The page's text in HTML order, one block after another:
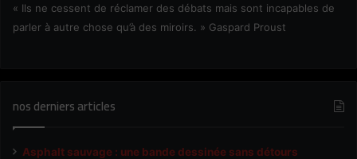
« Ils ne cessent de réclamer des débats mais sont incapables de
parler à autre chose qu’à des miroirs. » Gaspard Proust
nos derniers articles
Asphalt sauvage : une bande dessinée sans détours